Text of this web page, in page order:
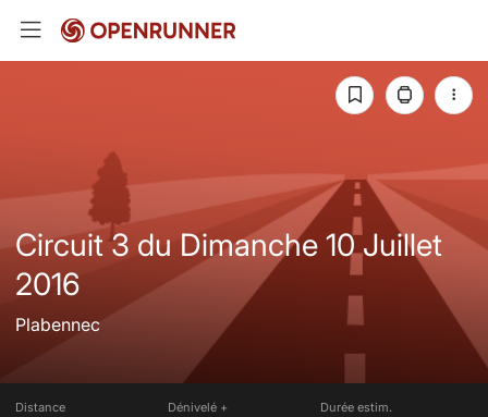
Circuit 3 du Dimanche 10 Juillet
2016
Plabennec
Distance Dénivelé + Durée estim.